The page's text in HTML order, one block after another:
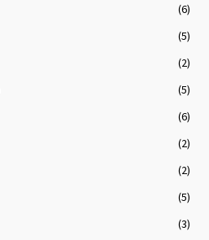
(6)
(5)
(2)
(5)
(6)
(2)
(2)
(5)
(3)